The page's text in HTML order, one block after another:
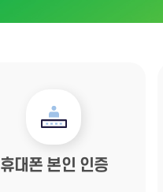
휴대폰 본인 인증